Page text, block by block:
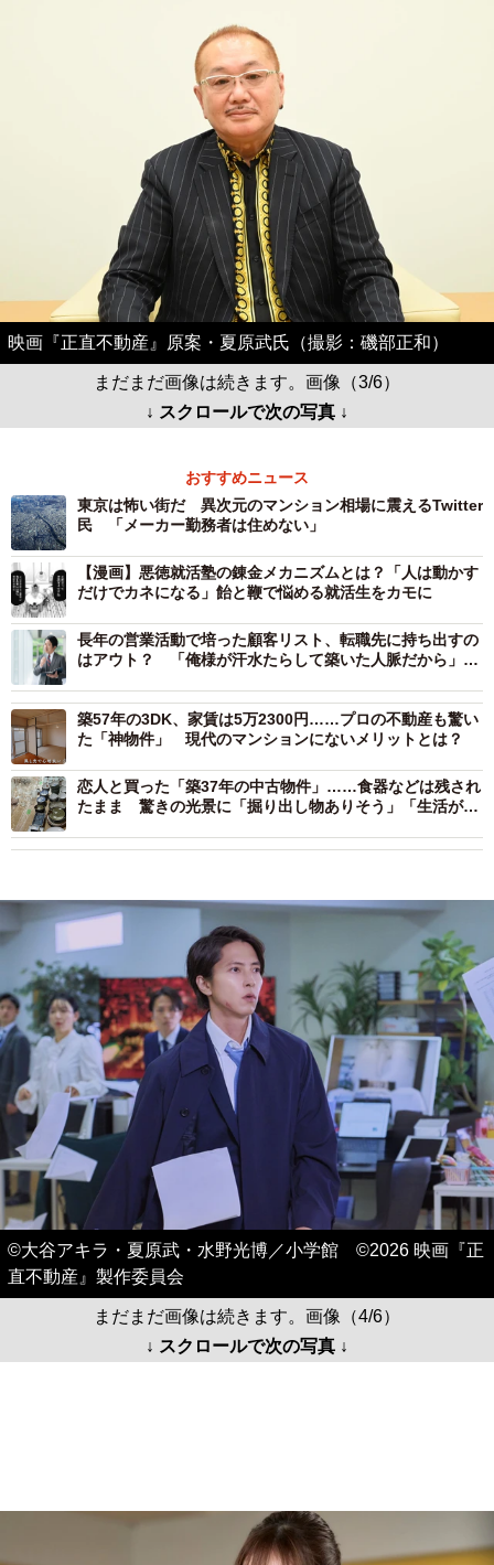
映画『正直不動産』原案・夏原武氏（撮影：磯部正和）
まだまだ画像は続きます。画像（3/6）
↓ スクロールで次の写真 ↓
おすすめニュース
東京は怖い街だ 異次元のマンション相場に震えるTwitter
民 「メーカー勤務者は住めない」
【漫画】悪徳就活塾の錬金メカニズムとは？「人は動かす
だけでカネになる」飴と鞭で悩める就活生をカモに
長年の営業活動で培った顧客リスト、転職先に持ち出すの
はアウト？ 「俺様が汗水たらして築いた人脈だから」の
築57年の3DK、家賃は5万2300円……プロの不動産も驚い
た「神物件」 現代のマンションにないメリットとは？
恋人と買った「築37年の中古物件」……食器などは残され
たまま 驚きの光景に「掘り出し物ありそう」「生活が思
©大谷アキラ・夏原武・水野光博／小学館 ©2026 映画『正
直不動産』製作委員会
まだまだ画像は続きます。画像（4/6）
↓ スクロールで次の写真 ↓